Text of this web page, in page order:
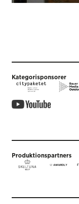
Kategorisponsorer
Produktionspartners